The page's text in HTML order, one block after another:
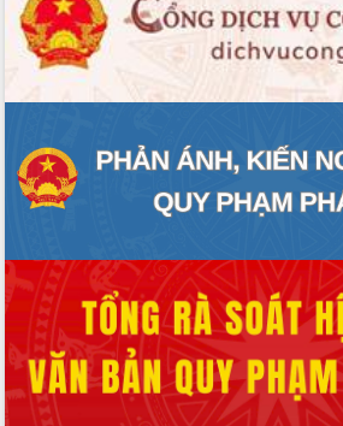
VĂN BẢN HĐND TỈNH
ĐIỂM TIN VĂN BẢN